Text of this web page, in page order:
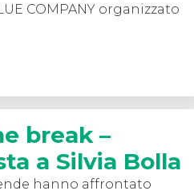
COMPANY organizzato
break –
a Silvia Bolla
hanno affrontato